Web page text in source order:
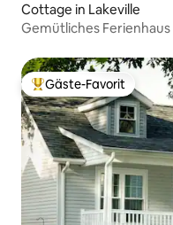
Cottage in Lakeville
Gemütliches
Beliebter Gäste-Favorit.
Gäste-Favorit